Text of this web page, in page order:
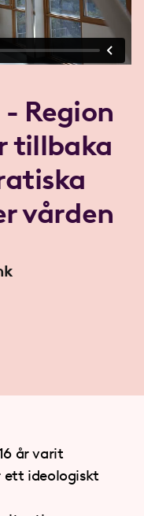
Region
tillbaka
vården
år varit
ett ideologiskt